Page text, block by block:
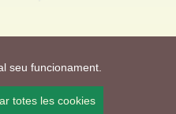
seu funcionament.
totes les cookies